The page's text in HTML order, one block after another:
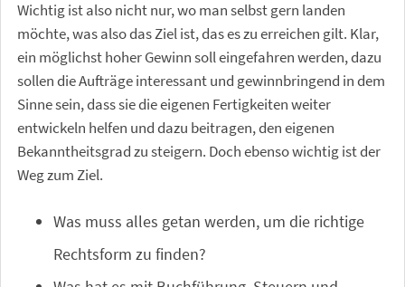
Wichtig ist also nicht nur, wo man selbst gern landen
möchte, was also das Ziel ist, das es zu erreichen gilt. Klar,
ein möglichst hoher Gewinn soll eingefahren werden, dazu
sollen die Aufträge interessant und gewinnbringend in dem
Sinne sein, dass sie die eigenen Fertigkeiten weiter
entwickeln helfen und dazu beitragen, den eigenen
Bekanntheitsgrad zu steigern. Doch ebenso wichtig ist der
Weg zum Ziel.
Was muss alles getan werden, um die richtige
Rechtsform zu finden?